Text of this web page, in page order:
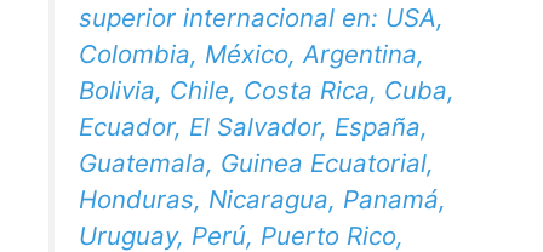
superior internacional en: USA,
Colombia, México, Argentina,
Bolivia, Chile, Costa Rica, Cuba,
Ecuador, El Salvador, España,
Guatemala, Guinea Ecuatorial,
Honduras, Nicaragua, Panamá,
Uruguay, Perú, Puerto Rico,